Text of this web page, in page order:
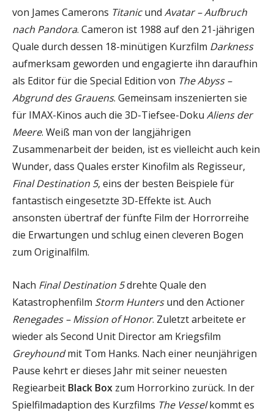
von James Camerons Titanicund Avatar – Aufbruch
nach Pandora. Cameron ist 1988 auf den 21-jährigen
Quale durch dessen 18-minütigen Kurzfilm Darkness
aufmerksam geworden und engagierte ihn daraufhin
als Editor für die Special Edition von The Abyss –
Abgrund des Grauens. Gemeinsam inszenierten sie
für IMAX-Kinos auch die 3D-Tiefsee-Doku Aliens der
Meere. Weiß man von der langjährigen
Zusammenarbeit der beiden, ist es vielleicht auch kein
Wunder, dass Quales erster Kinofilm als Regisseur,
Final Destination 5, eins der besten Beispiele für
fantastisch eingesetzte 3D-Effekte ist. Auch
ansonsten übertraf der fünfte Film der Horrorreihe
die Erwartungen und schlug einen cleveren Bogen
zum Originalfilm.
Nach Final Destination 5drehte Quale den
Katastrophenfilm Storm Huntersund den Actioner
Renegades – Mission of Honor. Zuletzt arbeitete er
wieder als Second Unit Director am Kriegsfilm
Greyhoundmit Tom Hanks. Nach einer neunjährigen
Pause kehrt er dieses Jahr mit seiner neuesten
Regiearbeit Black Box zum Horrorkino zurück. In der
Spielfilmadaption des Kurzfilms The Vesselkommt es